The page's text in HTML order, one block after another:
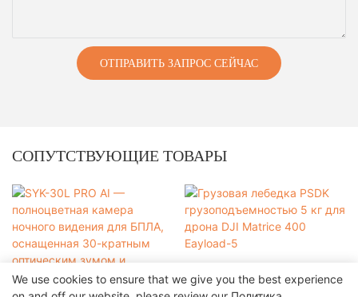
ОТПРАВИТЬ ЗАПРОС СЕЙЧАС
СОПУТСТВУЮЩИЕ ТОВАРЫ
We use cookies to ensure that we give you the best experience